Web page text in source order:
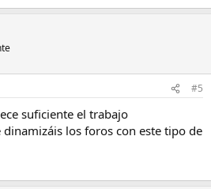
#5
suficiente el trabajo
los foros con este tipo de